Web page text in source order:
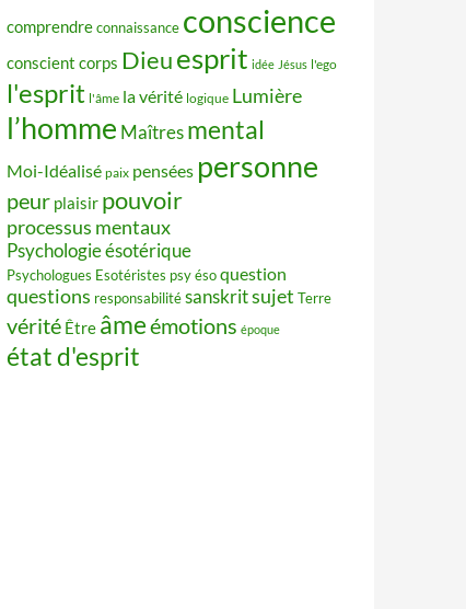
comprendreconnaissance conscience
conscient corps Dieuesprit idée Jésus l'ego
l'esprit l'âme la vérité logique Lumière
l’homme Maîtres mental
Moi-Idéalisé paix pensées personne
peur plaisir pouvoir
processus mentaux
Psychologie ésotérique
Psychologues Esotéristes psy ésoquestion
questions responsabilitésanskritsujet Terre
vérité Être âmeémotions époque
état d'esprit